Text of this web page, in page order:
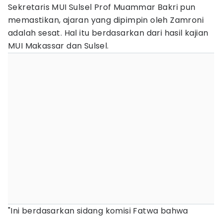
Sekretaris MUI Sulsel Prof Muammar Bakri pun
memastikan, ajaran yang dipimpin oleh Zamroni
adalah sesat. Hal itu berdasarkan dari hasil kajian
MUI Makassar dan Sulsel.
"Ini berdasarkan sidang komisi Fatwa bahwa